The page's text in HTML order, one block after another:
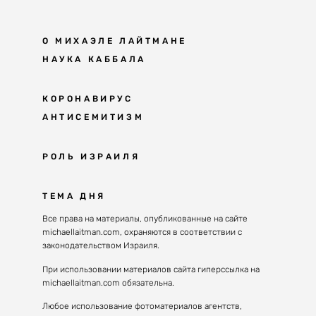
О МИХАЭЛЕ ЛАЙТМАНЕ
НАУКА КАББАЛА
Мудрость каббалы
Каббала сегодня
Великие каббалисты
Духовные состояния
Конгрессы каббалы
Каббалистическая музыка
Духовные состояния
КОРОНАВИРУС
АНТИСЕМИТИЗМ
Антисемитизм в современном мире
Решение
РОЛЬ ИЗРАИЛЯ
Почему евреи
Израиль сегодня
Избраны служить миру
ТЕМА ДНЯ
Все права на материалы, опубликованные на сайте
michaellaitman.com, охраняются в соответствии с
законодательством Израиля.
При использовании материалов сайта гиперссылка на
michaellaitman.com обязательна.
Любое использование фотоматериалов агентств,